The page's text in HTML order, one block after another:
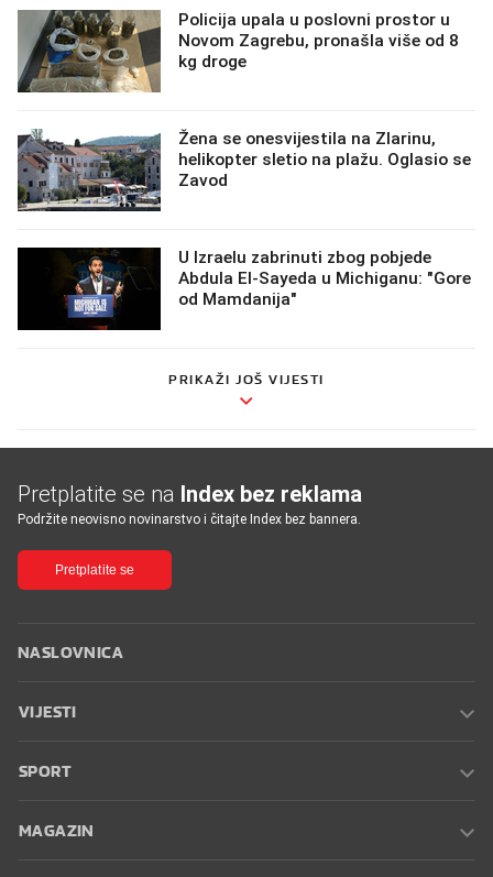
Policija upala u poslovni prostor u
Novom Zagrebu, pronašla više od 8
kg droge
Žena se onesvijestila na Zlarinu,
helikopter sletio na plažu. Oglasio se
Zavod
U Izraelu zabrinuti zbog pobjede
Abdula El-Sayeda u Michiganu: "Gore
od Mamdanija"
PRIKAŽI JOŠ VIJESTI
Pretplatite se na Index bez reklama
Podržite neovisno novinarstvo i čitajte Index bez bannera.
Pretplatite se
NASLOVNICA
VIJESTI
SPORT
MAGAZIN